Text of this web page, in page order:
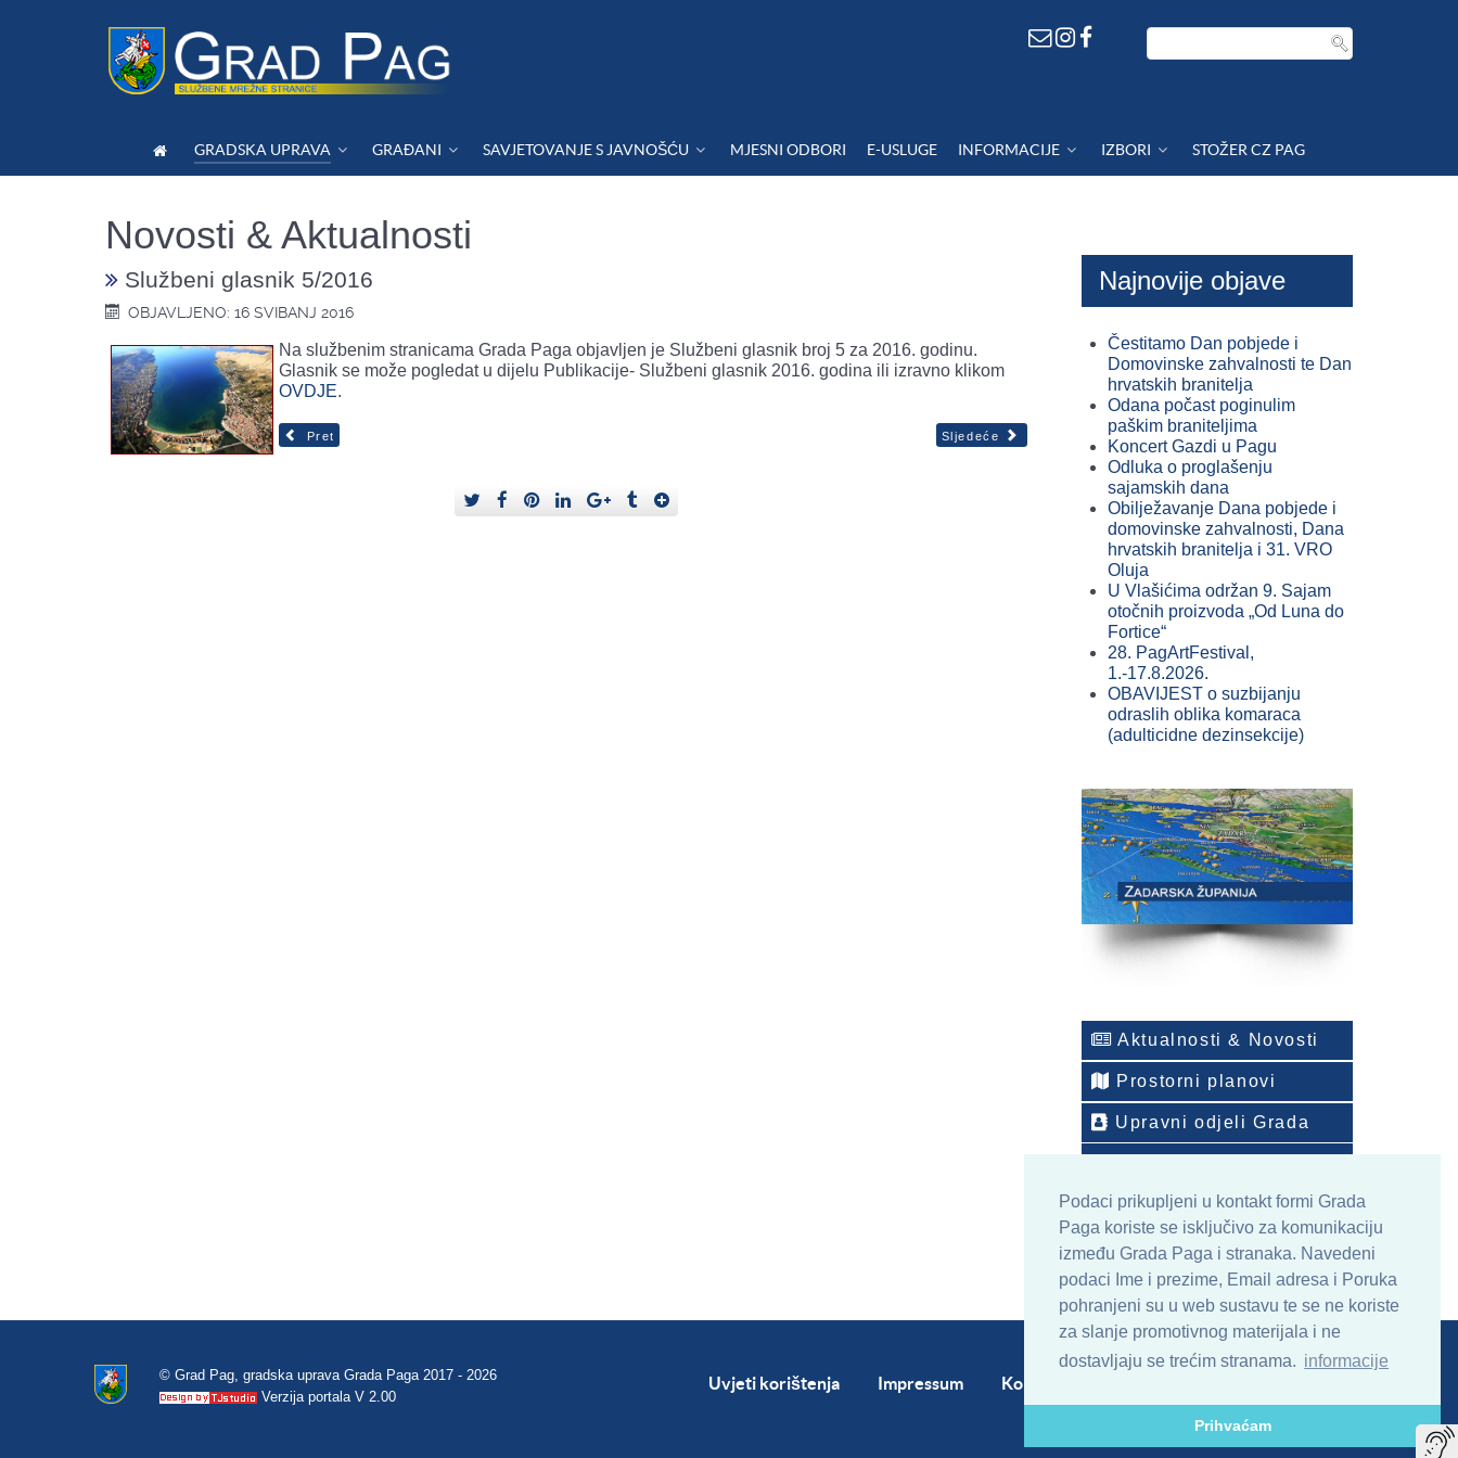
Podaci prikupljeni u kontakt formi Grada
Paga koriste se isključivo za komunikaciju
između Grada Paga i stranaka. Navedeni
podaci Ime i prezime, Email adresa i Poruka
pohranjeni su u web sustavu te se ne koriste
za slanje promotivnog materijala i ne
dostavljaju se trećim stranama. informacije
Prihvaćam
GRADSKA UPRAVA GRAĐANI SAVJETOVANJE S JAVNOŠĆU MJESNI ODBORI E-USLUGE INFORMACIJE IZBORI STOŽER CZ PAG
Novosti & Aktualnosti
Službeni glasnik 5/2016
OBJAVLJENO: 16 SVIBANJ 2016
Na službenim stranicama Grada Paga objavljen je Službeni glasnik broj 5 za 2016. godinu.
Glasnik se može pogledat u dijelu Publikacije- Službeni glasnik 2016. godina ili izravno klikom
OVDJE.
Pret Sljedeće
Najnovije objave
Čestitamo Dan pobjede i
Domovinske zahvalnosti te Dan
hrvatskih branitelja
Odana počast poginulim
paškim braniteljima
Koncert Gazdi u Pagu
Odluka o proglašenju
sajamskih dana
Obilježavanje Dana pobjede i
domovinske zahvalnosti, Dana
hrvatskih branitelja i 31. VRO
Oluja
U Vlašićima održan 9. Sajam
otočnih proizvoda „Od Luna do
Fortice“
28. PagArtFestival,
1.-17.8.2026.
OBAVIJEST o suzbijanju
odraslih oblika komaraca
(adulticidne dezinsekcije)
Aktualnosti & Novosti
Prostorni planovi
Upravni odjeli Grada
ONLINE arhiv sadržaja
© Grad Pag, gradska uprava Grada Paga 2017 - 2026
Verzija portala V 2.00
Uvjeti korištenja Impressum Kontakt